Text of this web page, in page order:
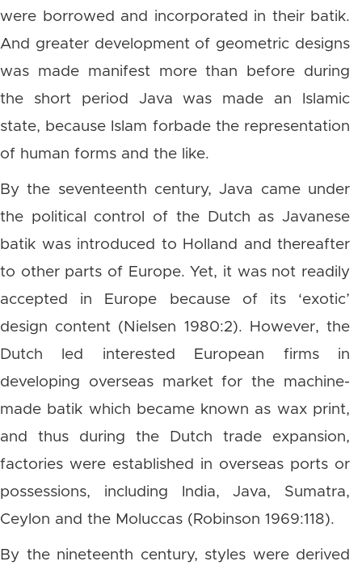
were borrowed and incorporated in their batik.
And greater development of geometric designs
was made manifest more than before during
the short period Java was made an Islamic
state, because Islam forbade the representation
of human forms and the like.
By the seventeenth century, Java came under
the political control of the Dutch as Javanese
batik was introduced to Holland and thereafter
to other parts of Europe. Yet, it was not readily
accepted in Europe because of its ‘exotic’
design content (Nielsen 1980:2). However, the
Dutch led interested European firms in
developing overseas market for the machine-
made batik which became known as wax print,
and thus during the Dutch trade expansion,
factories were established in overseas ports or
possessions, including India, Java, Sumatra,
Ceylon and the Moluccas (Robinson 1969:118).
By the nineteenth century, styles were derived